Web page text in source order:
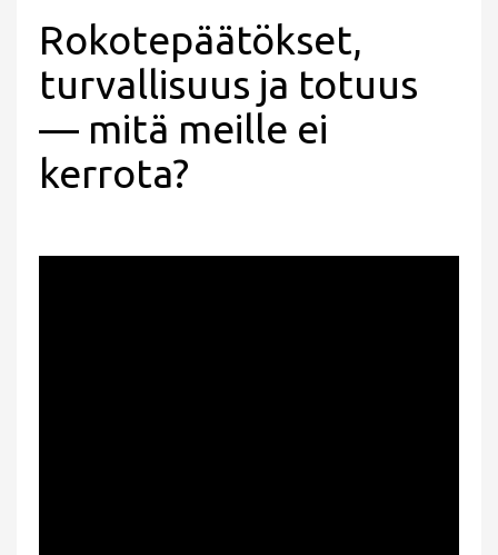
Rokotepäätökset,
turvallisuus ja totuus
— mitä meille ei
kerrota?